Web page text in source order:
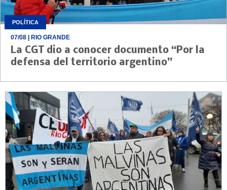
POLÍTICA
07/08 | RIO GRANDE
La CGT dio a conocer documento “Por la
defensa del territorio argentino”